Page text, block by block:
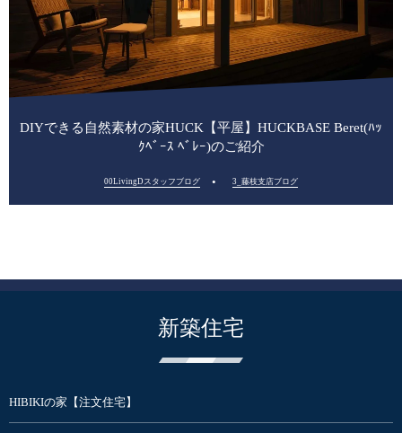
DIYできる自然素材の家HUCK【平屋】HUCKBASE Beret(ﾊｯ
ｸﾍﾞｰｽ ﾍﾞﾚｰ)のご紹介
00LivingDスタッフブログ 3_藤枝支店ブログ
新築住宅
HIBIKIの家【注文住宅】